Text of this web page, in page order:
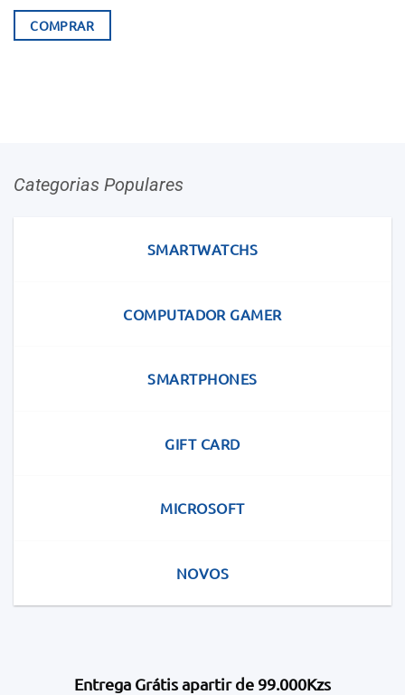
COMPRAR
Categorias Populares
SMARTWATCHS
COMPUTADOR GAMER
SMARTPHONES
GIFT CARD
MICROSOFT
NOVOS
Entrega Grátis apartir de 99.000Kzs